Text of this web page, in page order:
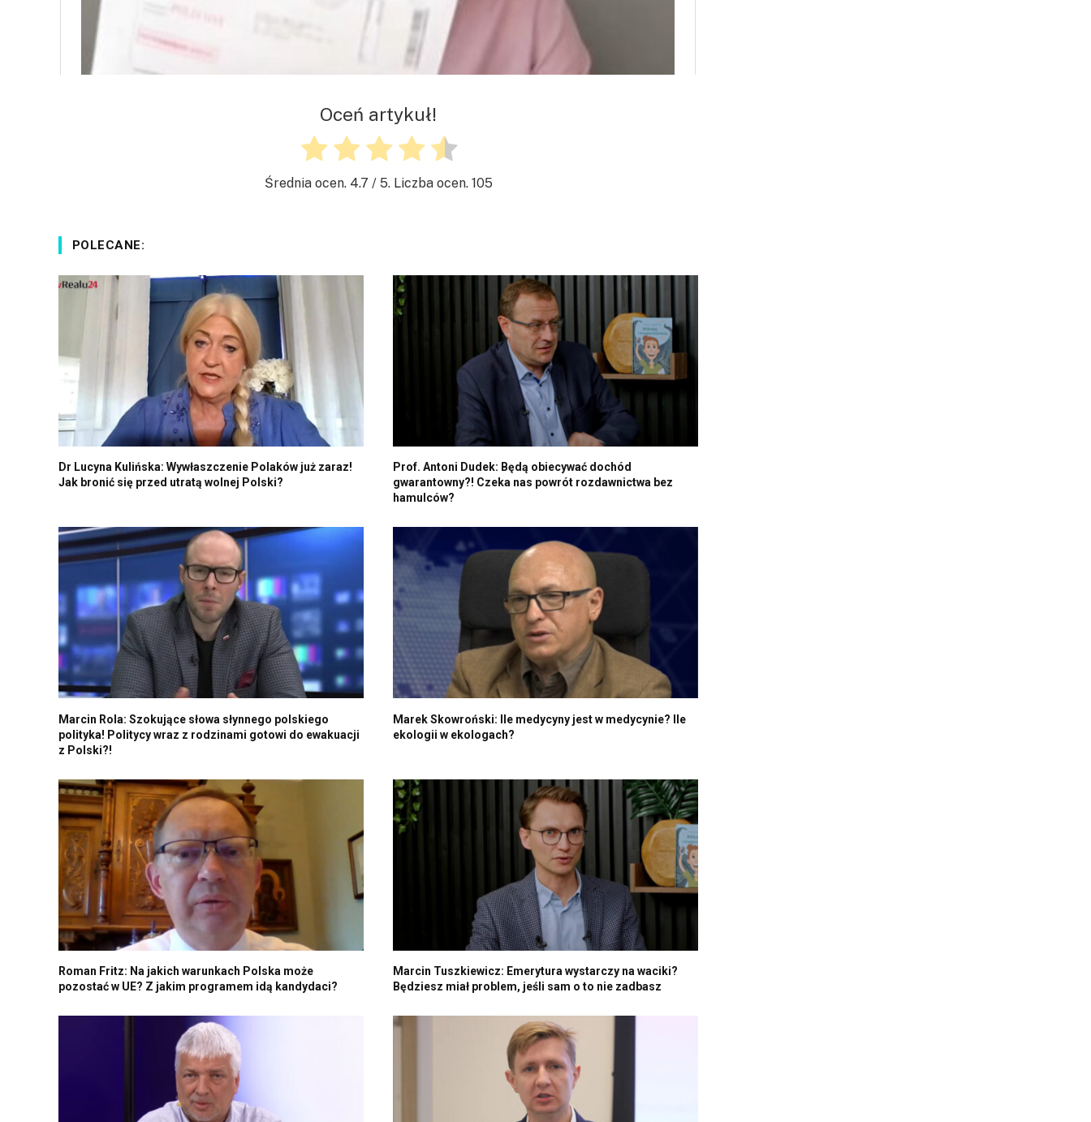
Oceń artykuł!
Średnia ocen. 4.7 / 5. Liczba ocen. 105
POLECANE:
Dr Lucyna Kulińska: Wywłaszczenie Polaków już zaraz!
Jak bronić się przed utratą wolnej Polski?
Prof. Antoni Dudek: Będą obiecywać dochód
gwarantowny?! Czeka nas powrót rozdawnictwa bez
hamulców?
Marcin Rola: Szokujące słowa słynnego polskiego
polityka! Politycy wraz z rodzinami gotowi do ewakuacji
z Polski?!
Marek Skowroński: Ile medycyny jest w medycynie? Ile
ekologii w ekologach?
Roman Fritz: Na jakich warunkach Polska może
pozostać w UE? Z jakim programem idą kandydaci?
Marcin Tuszkiewicz: Emerytura wystarczy na waciki?
Będziesz miał problem, jeśli sam o to nie zadbasz